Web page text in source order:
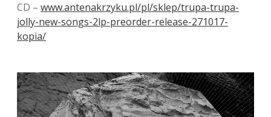
CD – www.antenakrzyku.pl/pl/sklep/trupa-trupa-
jolly-new-songs-2lp-preorder-release-271017-
kopia/